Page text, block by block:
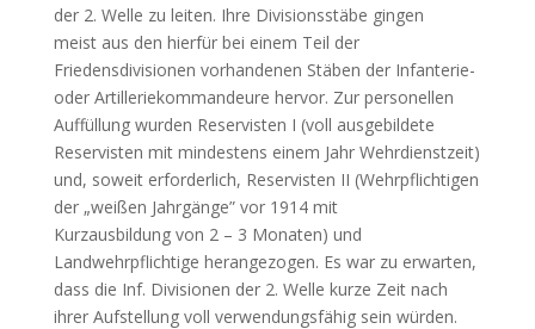
der 2. Welle zu leiten. Ihre Divisionsstäbe gingen
meist aus den hierfür bei einem Teil der
Friedensdivisionen vorhandenen Stäben der Infanterie-
oder Artilleriekommandeure hervor. Zur personellen
Auffüllung wurden Reservisten I (voll ausgebildete
Reservisten mit mindestens einem Jahr Wehrdienstzeit)
und, soweit erforderlich, Reservisten II (Wehrpflichtigen
der „weißen Jahrgänge” vor 1914 mit
Kurzausbildung von 2 – 3 Monaten) und
Landwehrpflichtige herangezogen. Es war zu erwarten,
dass die Inf. Divisionen der 2. Welle kurze Zeit nach
ihrer Aufstellung voll verwendungsfähig sein würden.